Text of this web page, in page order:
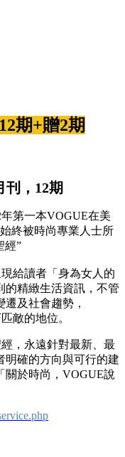
期+贈2期
刊，12期
第一本VOGUE在美
終被時尚專業人士所
經”
給讀者「身為女人的
的精緻生活資訊，不管
及社會趨勢，
敵的地位。
，永遠針對最新、最
明確的方向與可行的建
關於時尚，VOGUE說